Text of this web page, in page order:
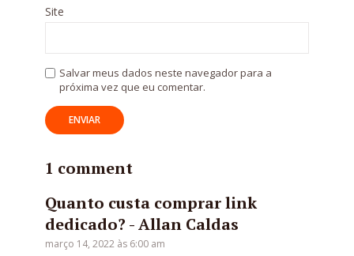
Site
Salvar meus dados neste navegador para a
próxima vez que eu comentar.
1 comment
Quanto custa comprar link
dedicado? - Allan Caldas
março 14, 2022 às 6:00 am